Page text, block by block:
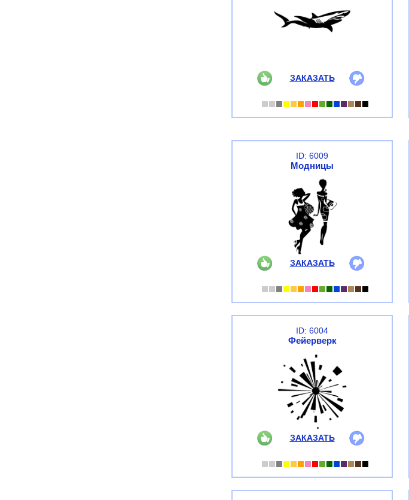
ЗАКАЗАТЬ
ID: 6009
Модницы
ЗАКАЗАТЬ
ID: 6004
Фейерверк
ЗАКАЗАТЬ